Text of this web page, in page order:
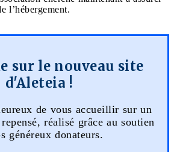
l’hébergement.
sur le nouveau site
d'Aleteia !
de vous accueillir sur un
réalisé grâce au soutien
généreux donateurs.